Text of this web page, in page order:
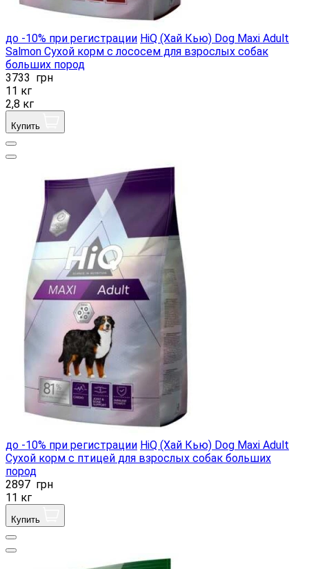
до -10% при регистрации HiQ (Хай Кью) Dog Maxi Adult
Salmon Сухой корм с лососем для взрослых собак
больших пород
3733 грн
11 кг
2,8 кг
Купить
до -10% при регистрации HiQ (Хай Кью) Dog Maxi Adult
Сухой корм с птицей для взрослых собак больших
пород
2897 грн
11 кг
Купить